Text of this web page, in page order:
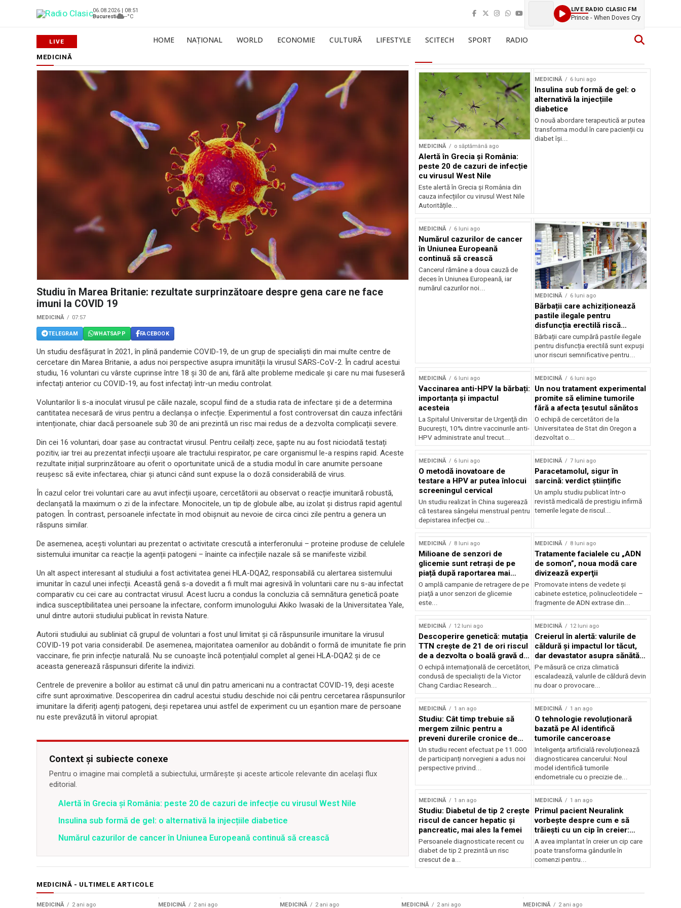
06.08.2026 | 08:51
Bucuresti
--°C
LIVE RADIO CLASIC FM
Prince - When Doves Cry
HOME NAȚIONAL WORLD ECONOMIE CULTURĂ LIFESTYLE SCITECH SPORT RADIO
MEDICINĂ
Studiu în Marea Britanie: rezultate surprinzătoare despre gena care ne face
imuni la COVID 19
MEDICINĂ 07:57
TELEGRAM WHATSAPP FACEBOOK
Un studiu desfășurat în 2021, în plină pandemie COVID-19, de un grup de specialiști din mai multe centre de
cercetare din Marea Britanie, a adus noi perspective asupra imunității la virusul SARS-CoV-2. În cadrul acestui
studiu, 16 voluntari cu vârste cuprinse între 18 și 30 de ani, fără alte probleme medicale și care nu mai fuseseră
infectați anterior cu COVID-19, au fost infectați într-un mediu controlat.
Voluntarilor li s-a inoculat virusul pe căile nazale, scopul fiind de a studia rata de infectare și de a determina
cantitatea necesară de virus pentru a declanșa o infecție. Experimentul a fost controversat din cauza infectării
intenționate, chiar dacă persoanele sub 30 de ani prezintă un risc mai redus de a dezvolta complicații severe.
Din cei 16 voluntari, doar șase au contractat virusul. Pentru ceilalți zece, șapte nu au fost niciodată testați
pozitiv, iar trei au prezentat infecții ușoare ale tractului respirator, pe care organismul le-a respins rapid. Aceste
rezultate inițial surprinzătoare au oferit o oportunitate unică de a studia modul în care anumite persoane
reușesc să evite infectarea, chiar și atunci când sunt expuse la o doză considerabilă de virus.
În cazul celor trei voluntari care au avut infecții ușoare, cercetătorii au observat o reacție imunitară robustă,
declanșată la maximum o zi de la infectare. Monocitele, un tip de globule albe, au izolat și distrus rapid agentul
patogen. În contrast, persoanele infectate în mod obișnuit au nevoie de circa cinci zile pentru a genera un
răspuns similar.
De asemenea, acești voluntari au prezentat o activitate crescută a interferonului – proteine produse de celulele
sistemului imunitar ca reacție la agenții patogeni – înainte ca infecțiile nazale să se manifeste vizibil.
Un alt aspect interesant al studiului a fost activitatea genei HLA-DQA2, responsabilă cu alertarea sistemului
imunitar în cazul unei infecții. Această genă s-a dovedit a fi mult mai agresivă în voluntarii care nu s-au infectat
comparativ cu cei care au contractat virusul. Acest lucru a condus la concluzia că semnătura genetică poate
indica susceptibilitatea unei persoane la infectare, conform imunologului Akiko Iwasaki de la Universitatea Yale,
unul dintre autorii studiului publicat în revista Nature.
Autorii studiului au subliniat că grupul de voluntari a fost unul limitat și că răspunsurile imunitare la virusul
COVID-19 pot varia considerabil. De asemenea, majoritatea oamenilor au dobândit o formă de imunitate fie prin
vaccinare, fie prin infecție naturală. Nu se cunoaște încă potențialul complet al genei HLA-DQA2 și de ce
aceasta generează răspunsuri diferite la indivizi.
Centrele de prevenire a bolilor au estimat că unul din patru americani nu a contractat COVID-19, deși aceste
cifre sunt aproximative. Descoperirea din cadrul acestui studiu deschide noi căi pentru cercetarea răspunsurilor
imunitare la diferiți agenți patogeni, deși repetarea unui astfel de experiment cu un eșantion mare de persoane
nu este prevăzută în viitorul apropiat.
Context și subiecte conexe
Pentru o imagine mai completă a subiectului, urmărește și aceste articole relevante din același flux
editorial.
Alertă în Grecia și România: peste 20 de cazuri de infecție cu virusul West Nile
Insulina sub formă de gel: o alternativă la injecțiile diabetice
Numărul cazurilor de cancer în Uniunea Europeană continuă să crească
MEDICINĂ o săptămână ago
Alertă în Grecia și România:
peste 20 de cazuri de infecție
cu virusul West Nile
Este alertă în Grecia și România din
cauza infecțiilor cu virusul West Nile
Autoritățile...
MEDICINĂ 6 luni ago
Insulina sub formă de gel: o
alternativă la injecțiile
diabetice
O nouă abordare terapeutică ar putea
transforma modul în care pacienții cu
diabet își...
MEDICINĂ 6 luni ago
Numărul cazurilor de cancer
în Uniunea Europeană
continuă să crească
Cancerul rămâne a doua cauză de
deces în Uniunea Europeană, iar
numărul cazurilor noi...
MEDICINĂ 6 luni ago
Bărbații care achiziționează
pastile ilegale pentru
disfuncția erectilă riscă
sănătatea
Bărbații care cumpără pastile ilegale
pentru disfuncția erectilă sunt expuși
unor riscuri semnificative pentru...
MEDICINĂ 6 luni ago
Vaccinarea anti-HPV la bărbați:
importanța și impactul
acesteia
La Spitalul Universitar de Urgenţă din
Bucureşti, 10% dintre vaccinurile anti-
HPV administrate anul trecut...
MEDICINĂ 6 luni ago
Un nou tratament experimental
promite să elimine tumorile
fără a afecta țesutul sănătos
O echipă de cercetători de la
Universitatea de Stat din Oregon a
dezvoltat o...
MEDICINĂ 6 luni ago
O metodă inovatoare de
testare a HPV ar putea înlocui
screeningul cervical
Un studiu realizat în China sugerează
că testarea sângelui menstrual pentru
depistarea infecției cu...
MEDICINĂ 7 luni ago
Paracetamolul, sigur în
sarcină: verdict științific
Un amplu studiu publicat într-o
revistă medicală de prestigiu infirmă
temerile legate de riscul...
MEDICINĂ 8 luni ago
Milioane de senzori de
glicemie sunt retrași de pe
piață după raportarea mai
multor decese
O amplă campanie de retragere de pe
piaţă a unor senzori de glicemie
este...
MEDICINĂ 8 luni ago
Tratamente facialele cu „ADN
de somon”, noua modă care
divizează experţii
Promovate intens de vedete şi
cabinete estetice, polinucleotidele –
fragmente de ADN extrase din...
MEDICINĂ 12 luni ago
Descoperire genetică: mutația
TTN crește de 21 de ori riscul
de a dezvolta o boală gravă de
inimă
O echipă internațională de cercetători,
condusă de specialiști de la Victor
Chang Cardiac Research...
MEDICINĂ 12 luni ago
Creierul în alertă: valurile de
căldură și impactul lor tăcut,
dar devastator asupra sănătății
neurologice
Pe măsură ce criza climatică
escaladează, valurile de căldură devin
nu doar o provocare...
MEDICINĂ 1 an ago
Studiu: Cât timp trebuie să
mergem zilnic pentru a
preveni durerile cronice de
spate
Un studiu recent efectuat pe 11.000
de participanți norvegieni a adus noi
perspective privind...
MEDICINĂ 1 an ago
O tehnologie revoluționară
bazată pe AI identifică
tumorile canceroase
Inteligența artificială revoluționează
diagnosticarea cancerului: Noul
model identifică tumorile
endometriale cu o precizie de...
MEDICINĂ 1 an ago
Studiu: Diabetul de tip 2 crește
riscul de cancer hepatic și
pancreatic, mai ales la femei
Persoanele diagnosticate recent cu
diabet de tip 2 prezintă un risc
crescut de a...
MEDICINĂ 1 an ago
Primul pacient Neuralink
vorbește despre cum e să
trăiești cu un cip în creier:
„Sună a SF, dar este realitate”
A avea implantat în creier un cip care
poate transforma gândurile în
comenzi pentru...
MEDICINĂ - ULTIMELE ARTICOLE
Sursă foto: Shutterstock
MEDICINĂ 2 ani ago MEDICINĂ 2 ani ago MEDICINĂ 2 ani ago MEDICINĂ 2 ani ago MEDICINĂ 2 ani ago